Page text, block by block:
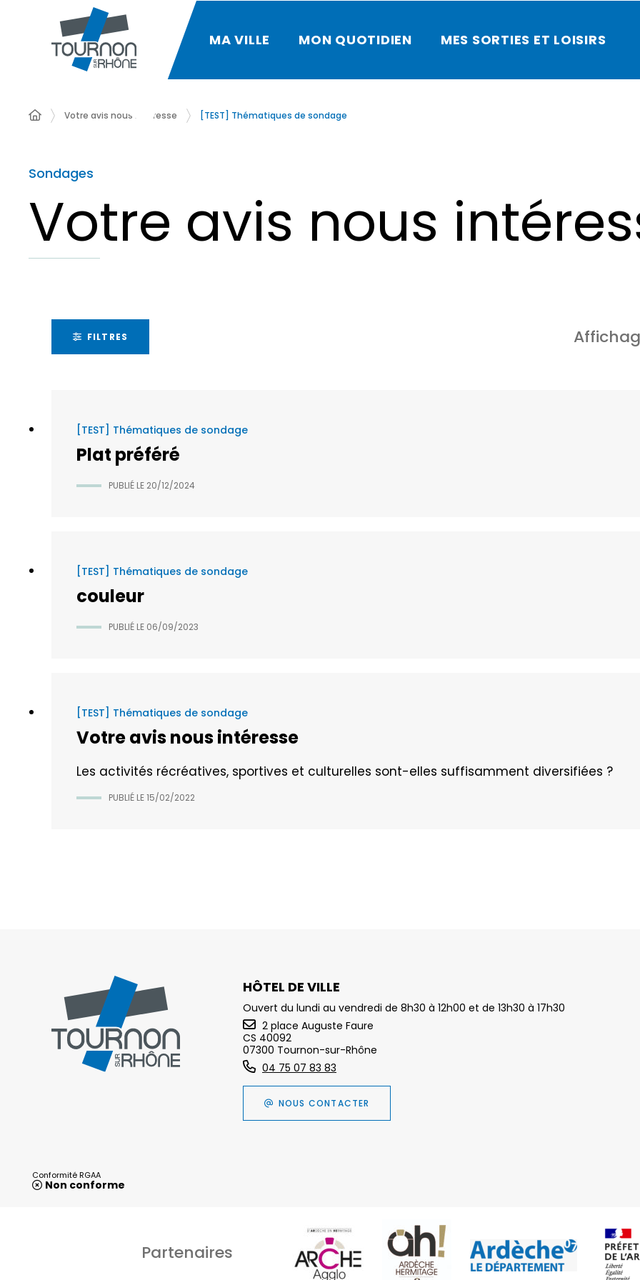
MA VILLE MON QUOTIDIEN MES SORTIES ET LOISIRS
Votre avis nous intéresse [TEST] Thématiques de sondage
Sondages
Votre avis nous
FILTRES
[TEST] Thématiques de sondage
Plat préféré
PUBLIÉ LE 20/12/2024
[TEST] Thématiques de sondage
couleur
PUBLIÉ LE 06/09/2023
[TEST] Thématiques de sondage
Votre avis nous intéresse
Les activités récréatives, sportives et culturelles sont-elles suffisamment diversifiées ?
PUBLIÉ LE15/02/2022
HÔTEL DE VILLE
Ouvert du lundi au vendredi de 8h30 à 12h00 et de 13h30 à 17h30
2 place Auguste Faure
CS 40092
07300 Tournon-sur-Rhône
04 75 07 83 83
NOUS CONTACTER
Conformité RGAA
Non conforme
Partenaires